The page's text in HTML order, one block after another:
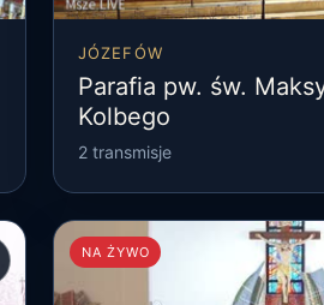
JÓZEFÓW
Parafia pw. św.
Kolbego
2 transmisje
NA ŻYWO